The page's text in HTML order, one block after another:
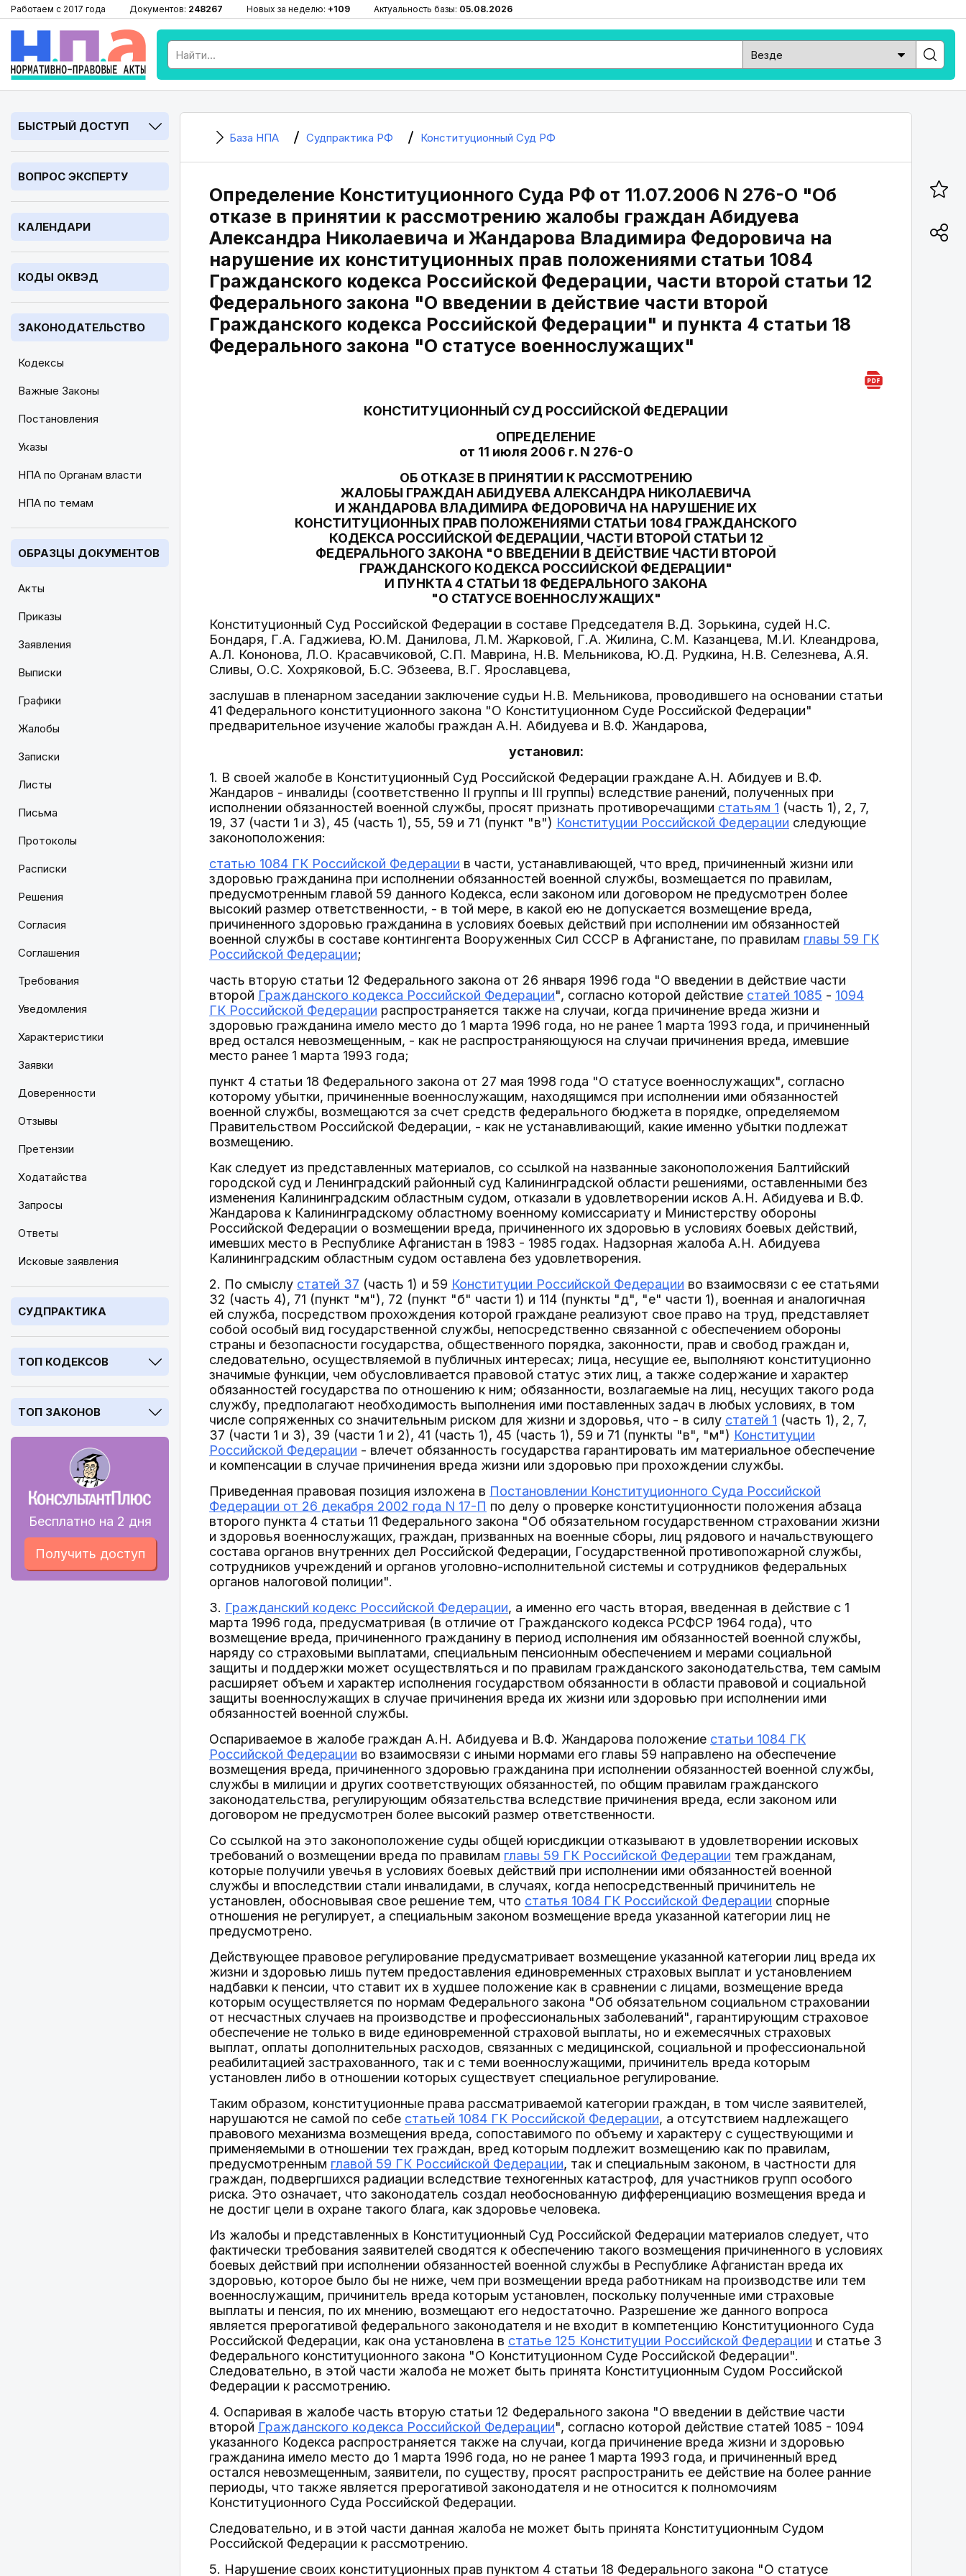
Работаем с 2017 года Документов: 248267 Новых за неделю: +109 Актуальность базы: 05.08.2026
БЫСТРЫЙ ДОСТУП
ВОПРОС ЭКСПЕРТУ
КАЛЕНДАРИ
КОДЫ ОКВЭД
ЗАКОНОДАТЕЛЬСТВО
Кодексы
Важные Законы
Постановления
Указы
НПА по Органам власти
НПА по темам
ОБРАЗЦЫ ДОКУМЕНТОВ
Акты
Приказы
Заявления
Выписки
Графики
Жалобы
Записки
Листы
Письма
Протоколы
Расписки
Решения
Согласия
Соглашения
Требования
Уведомления
Характеристики
Заявки
Доверенности
Отзывы
Претензии
Ходатайства
Запросы
Ответы
Исковые заявления
СУДПРАКТИКА
ТОП КОДЕКСОВ
ТОП ЗАКОНОВ
Бесплатно на 2 дня
Получить доступ
База НПА Судпрактика РФ Конституционный Суд РФ
Определение Конституционного Суда РФ от 11.07.2006 N 276-О "Об
отказе в принятии к рассмотрению жалобы граждан Абидуева
Александра Николаевича и Жандарова Владимира Федоровича на
нарушение их конституционных прав положениями статьи 1084
Гражданского кодекса Российской Федерации, части второй статьи 12
Федерального закона "О введении в действие части второй
Гражданского кодекса Российской Федерации" и пункта 4 статьи 18
Федерального закона "О статусе военнослужащих"
КОНСТИТУЦИОННЫЙ СУД РОССИЙСКОЙ ФЕДЕРАЦИИ
ОПРЕДЕЛЕНИЕ
от 11 июля 2006 г. N 276-О
ОБ ОТКАЗЕ В ПРИНЯТИИ К РАССМОТРЕНИЮ
ЖАЛОБЫ ГРАЖДАН АБИДУЕВА АЛЕКСАНДРА НИКОЛАЕВИЧА
И ЖАНДАРОВА ВЛАДИМИРА ФЕДОРОВИЧА НА НАРУШЕНИЕ ИХ
КОНСТИТУЦИОННЫХ ПРАВ ПОЛОЖЕНИЯМИ СТАТЬИ 1084 ГРАЖДАНСКОГО
КОДЕКСА РОССИЙСКОЙ ФЕДЕРАЦИИ, ЧАСТИ ВТОРОЙ СТАТЬИ 12
ФЕДЕРАЛЬНОГО ЗАКОНА "О ВВЕДЕНИИ В ДЕЙСТВИЕ ЧАСТИ ВТОРОЙ
ГРАЖДАНСКОГО КОДЕКСА РОССИЙСКОЙ ФЕДЕРАЦИИ"
И ПУНКТА 4 СТАТЬИ 18 ФЕДЕРАЛЬНОГО ЗАКОНА
"О СТАТУСЕ ВОЕННОСЛУЖАЩИХ"
Конституционный Суд Российской Федерации в составе Председателя В.Д. Зорькина, судей Н.С.
Бондаря, Г.А. Гаджиева, Ю.М. Данилова, Л.М. Жарковой, Г.А. Жилина, С.М. Казанцева, М.И. Клеандрова,
А.Л. Кононова, Л.О. Красавчиковой, С.П. Маврина, Н.В. Мельникова, Ю.Д. Рудкина, Н.В. Селезнева, А.Я.
Сливы, О.С. Хохряковой, Б.С. Эбзеева, В.Г. Ярославцева,
заслушав в пленарном заседании заключение судьи Н.В. Мельникова, проводившего на основании статьи
41 Федерального конституционного закона "О Конституционном Суде Российской Федерации"
предварительное изучение жалобы граждан А.Н. Абидуева и В.Ф. Жандарова,
установил:
1. В своей жалобе в Конституционный Суд Российской Федерации граждане А.Н. Абидуев и В.Ф.
Жандаров - инвалиды (соответственно II группы и III группы) вследствие ранений, полученных при
исполнении обязанностей военной службы, просят признать противоречащими статьям 1 (часть 1), 2, 7,
19, 37 (части 1 и 3), 45 (часть 1), 55, 59 и 71 (пункт "в") Конституции Российской Федерации следующие
законоположения:
статью 1084 ГК Российской Федерации в части, устанавливающей, что вред, причиненный жизни или
здоровью гражданина при исполнении обязанностей военной службы, возмещается по правилам,
предусмотренным главой 59 данного Кодекса, если законом или договором не предусмотрен более
высокий размер ответственности, - в той мере, в какой ею не допускается возмещение вреда,
причиненного здоровью гражданина в условиях боевых действий при исполнении им обязанностей
военной службы в составе контингента Вооруженных Сил СССР в Афганистане, по правилам главы 59 ГК
Российской Федерации;
часть вторую статьи 12 Федерального закона от 26 января 1996 года "О введении в действие части
второй Гражданского кодекса Российской Федерации", согласно которой действие статей 1085 - 1094
ГК Российской Федерации распространяется также на случаи, когда причинение вреда жизни и
здоровью гражданина имело место до 1 марта 1996 года, но не ранее 1 марта 1993 года, и причиненный
вред остался невозмещенным, - как не распространяющуюся на случаи причинения вреда, имевшие
место ранее 1 марта 1993 года;
пункт 4 статьи 18 Федерального закона от 27 мая 1998 года "О статусе военнослужащих", согласно
которому убытки, причиненные военнослужащим, находящимся при исполнении ими обязанностей
военной службы, возмещаются за счет средств федерального бюджета в порядке, определяемом
Правительством Российской Федерации, - как не устанавливающий, какие именно убытки подлежат
возмещению.
Как следует из представленных материалов, со ссылкой на названные законоположения Балтийский
городской суд и Ленинградский районный суд Калининградской области решениями, оставленными без
изменения Калининградским областным судом, отказали в удовлетворении исков А.Н. Абидуева и В.Ф.
Жандарова к Калининградскому областному военному комиссариату и Министерству обороны
Российской Федерации о возмещении вреда, причиненного их здоровью в условиях боевых действий,
имевших место в Республике Афганистан в 1983 - 1985 годах. Надзорная жалоба А.Н. Абидуева
Калининградским областным судом оставлена без удовлетворения.
2. По смыслу статей 37 (часть 1) и 59 Конституции Российской Федерации во взаимосвязи с ее статьями
32 (часть 4), 71 (пункт "м"), 72 (пункт "б" части 1) и 114 (пункты "д", "е" части 1), военная и аналогичная
ей служба, посредством прохождения которой граждане реализуют свое право на труд, представляет
собой особый вид государственной службы, непосредственно связанной с обеспечением обороны
страны и безопасности государства, общественного порядка, законности, прав и свобод граждан и,
следовательно, осуществляемой в публичных интересах; лица, несущие ее, выполняют конституционно
значимые функции, чем обусловливается правовой статус этих лиц, а также содержание и характер
обязанностей государства по отношению к ним; обязанности, возлагаемые на лиц, несущих такого рода
службу, предполагают необходимость выполнения ими поставленных задач в любых условиях, в том
числе сопряженных со значительным риском для жизни и здоровья, что - в силу статей 1 (часть 1), 2, 7,
37 (части 1 и 3), 39 (части 1 и 2), 41 (часть 1), 45 (часть 1), 59 и 71 (пункты "в", "м") Конституции
Российской Федерации - влечет обязанность государства гарантировать им материальное обеспечение
и компенсации в случае причинения вреда жизни или здоровью при прохождении службы.
Приведенная правовая позиция изложена в Постановлении Конституционного Суда Российской
Федерации от 26 декабря 2002 года N 17-П по делу о проверке конституционности положения абзаца
второго пункта 4 статьи 11 Федерального закона "Об обязательном государственном страховании жизни
и здоровья военнослужащих, граждан, призванных на военные сборы, лиц рядового и начальствующего
состава органов внутренних дел Российской Федерации, Государственной противопожарной службы,
сотрудников учреждений и органов уголовно-исполнительной системы и сотрудников федеральных
органов налоговой полиции".
3. Гражданский кодекс Российской Федерации, а именно его часть вторая, введенная в действие с 1
марта 1996 года, предусматривая (в отличие от Гражданского кодекса РСФСР 1964 года), что
возмещение вреда, причиненного гражданину в период исполнения им обязанностей военной службы,
наряду со страховыми выплатами, специальным пенсионным обеспечением и мерами социальной
защиты и поддержки может осуществляться и по правилам гражданского законодательства, тем самым
расширяет объем и характер исполнения государством обязанности в области правовой и социальной
защиты военнослужащих в случае причинения вреда их жизни или здоровью при исполнении ими
обязанностей военной службы.
Оспариваемое в жалобе граждан А.Н. Абидуева и В.Ф. Жандарова положение статьи 1084 ГК
Российской Федерации во взаимосвязи с иными нормами его главы 59 направлено на обеспечение
возмещения вреда, причиненного здоровью гражданина при исполнении обязанностей военной службы,
службы в милиции и других соответствующих обязанностей, по общим правилам гражданского
законодательства, регулирующим обязательства вследствие причинения вреда, если законом или
договором не предусмотрен более высокий размер ответственности.
Со ссылкой на это законоположение суды общей юрисдикции отказывают в удовлетворении исковых
требований о возмещении вреда по правилам главы 59 ГК Российской Федерации тем гражданам,
которые получили увечья в условиях боевых действий при исполнении ими обязанностей военной
службы и впоследствии стали инвалидами, в случаях, когда непосредственный причинитель не
установлен, обосновывая свое решение тем, что статья 1084 ГК Российской Федерации спорные
отношения не регулирует, а специальным законом возмещение вреда указанной категории лиц не
предусмотрено.
Действующее правовое регулирование предусматривает возмещение указанной категории лиц вреда их
жизни и здоровью лишь путем предоставления единовременных страховых выплат и установлением
надбавки к пенсии, что ставит их в худшее положение как в сравнении с лицами, возмещение вреда
которым осуществляется по нормам Федерального закона "Об обязательном социальном страховании
от несчастных случаев на производстве и профессиональных заболеваний", гарантирующим страховое
обеспечение не только в виде единовременной страховой выплаты, но и ежемесячных страховых
выплат, оплаты дополнительных расходов, связанных с медицинской, социальной и профессиональной
реабилитацией застрахованного, так и с теми военнослужащими, причинитель вреда которым
установлен либо в отношении которых существует специальное регулирование.
Таким образом, конституционные права рассматриваемой категории граждан, в том числе заявителей,
нарушаются не самой по себе статьей 1084 ГК Российской Федерации, а отсутствием надлежащего
правового механизма возмещения вреда, сопоставимого по объему и характеру с существующими и
применяемыми в отношении тех граждан, вред которым подлежит возмещению как по правилам,
предусмотренным главой 59 ГК Российской Федерации, так и специальным законом, в частности для
граждан, подвергшихся радиации вследствие техногенных катастроф, для участников групп особого
риска. Это означает, что законодатель создал необоснованную дифференциацию возмещения вреда и
не достиг цели в охране такого блага, как здоровье человека.
Из жалобы и представленных в Конституционный Суд Российской Федерации материалов следует, что
фактически требования заявителей сводятся к обеспечению такого возмещения причиненного в условиях
боевых действий при исполнении обязанностей военной службы в Республике Афганистан вреда их
здоровью, которое было бы не ниже, чем при возмещении вреда работникам на производстве или тем
военнослужащим, причинитель вреда которым установлен, поскольку полученные ими страховые
выплаты и пенсия, по их мнению, возмещают его недостаточно. Разрешение же данного вопроса
является прерогативой федерального законодателя и не входит в компетенцию Конституционного Суда
Российской Федерации, как она установлена в статье 125 Конституции Российской Федерации и статье 3
Федерального конституционного закона "О Конституционном Суде Российской Федерации".
Следовательно, в этой части жалоба не может быть принята Конституционным Судом Российской
Федерации к рассмотрению.
4. Оспаривая в жалобе часть вторую статьи 12 Федерального закона "О введении в действие части
второй Гражданского кодекса Российской Федерации", согласно которой действие статей 1085 - 1094
указанного Кодекса распространяется также на случаи, когда причинение вреда жизни и здоровью
гражданина имело место до 1 марта 1996 года, но не ранее 1 марта 1993 года, и причиненный вред
остался невозмещенным, заявители, по существу, просят распространить ее действие на более ранние
периоды, что также является прерогативой законодателя и не относится к полномочиям
Конституционного Суда Российской Федерации.
Следовательно, и в этой части данная жалоба не может быть принята Конституционным Судом
Российской Федерации к рассмотрению.
5. Нарушение своих конституционных прав пунктом 4 статьи 18 Федерального закона "О статусе